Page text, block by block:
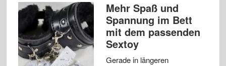
Mehr Spaß und
Spannung im Bett
mit dem passenden
Sextoy
Gerade in längeren